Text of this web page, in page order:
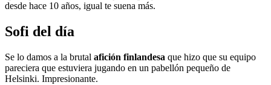
desde hace 10 años, igual te suena más.
Sofi del día
Se lo damos a la brutal afición finlandesa que hizo que su equipo
pareciera que estuviera jugando en un pabellón pequeño de
Helsinki. Impresionante.